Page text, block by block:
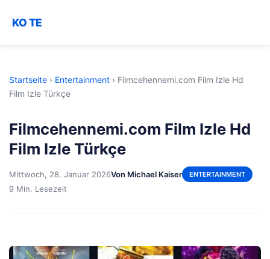
KO TE
Startseite › Entertainment › Filmcehennemi.com Film Izle Hd
Film Izle Türkçe
Filmcehennemi.com Film Izle Hd
Film Izle Türkçe
Mittwoch, 28. Januar 2026Von Michael Kaiser ENTERTAINMENT
9 Min. Lesezeit